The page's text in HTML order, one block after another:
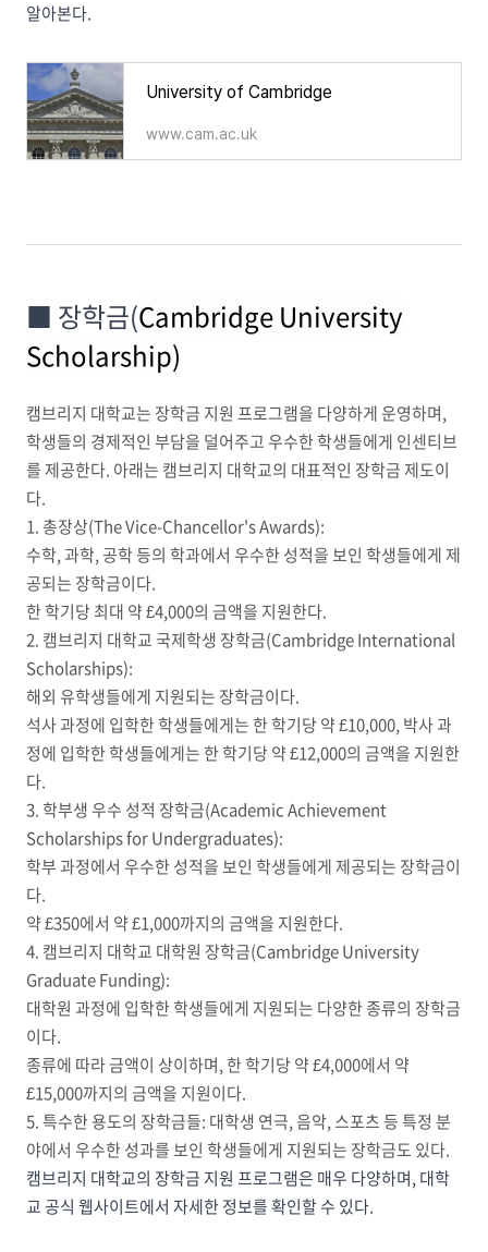
알아본다.
University of Cambridge
www.cam.ac.uk
■ 장학금(Cambridge University
Scholarship)
캠브리지 대학교는 장학금 지원 프로그램을 다양하게 운영하며,
학생들의 경제적인 부담을 덜어주고 우수한 학생들에게 인센티브
를 제공한다. 아래는 캠브리지 대학교의 대표적인 장학금 제도이
다.
1. 총장상(The Vice-Chancellor's Awards):
수학, 과학, 공학 등의 학과에서 우수한 성적을 보인 학생들에게 제
공되는 장학금이다.
한 학기당 최대 약 £4,000의 금액을 지원한다.
2. 캠브리지 대학교 국제학생 장학금(Cambridge International
Scholarships):
해외 유학생들에게 지원되는 장학금이다.
석사 과정에 입학한 학생들에게는 한 학기당 약 £10,000, 박사 과
정에 입학한 학생들에게는 한 학기당 약 £12,000의 금액을 지원한
다.
3. 학부생 우수 성적 장학금(Academic Achievement
Scholarships for Undergraduates):
학부 과정에서 우수한 성적을 보인 학생들에게 제공되는 장학금이
다.
약 £350에서 약 £1,000까지의 금액을 지원한다.
4. 캠브리지 대학교 대학원 장학금(Cambridge University
Graduate Funding):
대학원 과정에 입학한 학생들에게 지원되는 다양한 종류의 장학금
이다.
종류에 따라 금액이 상이하며, 한 학기당 약 £4,000에서 약
£15,000까지의 금액을 지원이다.
5. 특수한 용도의 장학금들: 대학생 연극, 음악, 스포츠 등 특정 분
야에서 우수한 성과를 보인 학생들에게 지원되는 장학금도 있다.
캠브리지 대학교의 장학금 지원 프로그램은 매우 다양하며, 대학
교 공식 웹사이트에서 자세한 정보를 확인할 수 있다.